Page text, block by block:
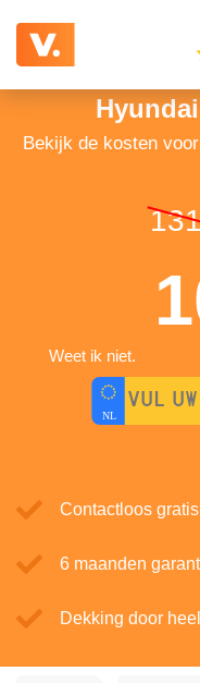
Bekijk de kosten
Weet ik niet.
Contactloos
6 maanden
Dekking door